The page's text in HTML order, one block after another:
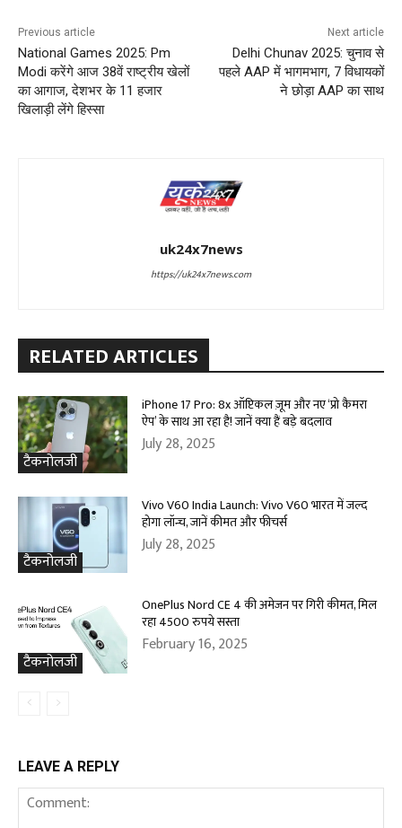
Previous article
National Games 2025: Pm
Modi करेंगे आज 38वें राष्ट्रीय खेलों
का आगाज, देशभर के 11 हजार
खिलाड़ी लेंगे हिस्सा
Next article
Delhi Chunav 2025: चुनाव से
पहले AAP में भागमभाग, 7 व‍िधायकों
ने छोड़ा AAP का साथ
uk24x7news
https://uk24x7news.com
RELATED ARTICLES
टैकनोलजी
iPhone 17 Pro: 8x ऑप्टिकल ज़ूम और नए ‘प्रो कैमरा
ऐप’ के साथ आ रहा है! जानें क्या हैं बड़े बदलाव
July 28, 2025
टैकनोलजी
Vivo V60 India Launch: Vivo V60 भारत में जल्द
होगा लॉन्च, जानें कीमत और फीचर्स
July 28, 2025
टैकनोलजी
OnePlus Nord CE 4 की अमेजन पर गिरी कीमत, मिल
रहा 4500 रुपये सस्ता
February 16, 2025
LEAVE A REPLY